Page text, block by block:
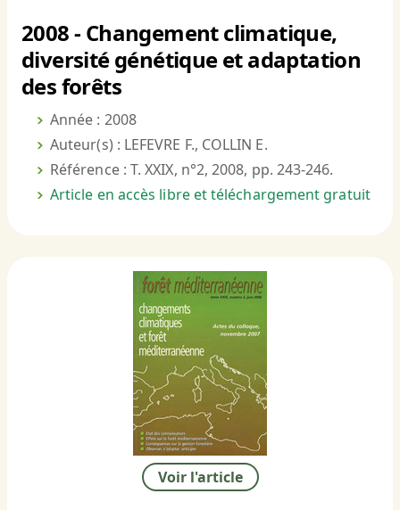
2008 - Changement climatique,
diversité génétique et adaptation
des forêts
Année : 2008
Auteur(s) : LEFEVRE F., COLLIN E.
Référence : T. XXIX, n°2, 2008, pp. 243-246.
Article en accès libre et téléchargement gratuit
Voir l'article